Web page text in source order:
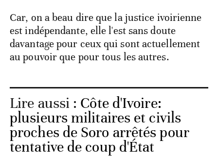
Car, on a beau dire que la justice ivoirienne
est indépendante, elle l'est sans doute
davantage pour ceux qui sont actuellement
au pouvoir que pour tous les autres.
Lire aussi : Côte d'Ivoire:
plusieurs militaires et civils
proches de Soro arrêtés pour
tentative de coup d'État